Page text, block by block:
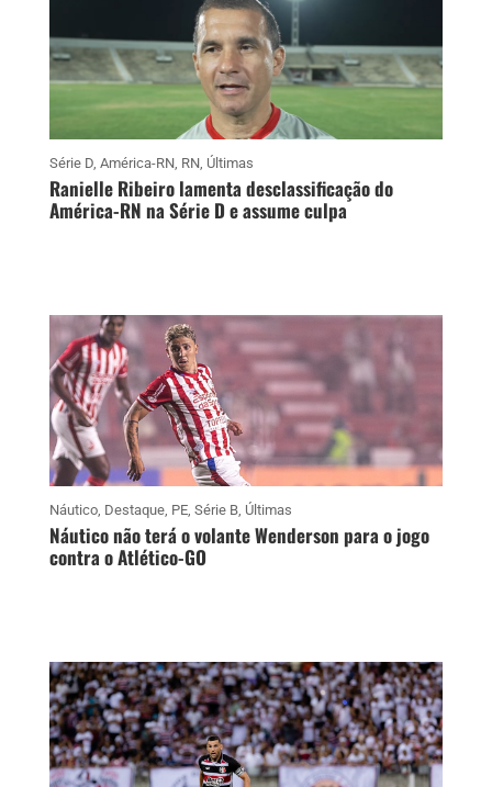
Série D, América-RN, RN, Últimas
Ranielle Ribeiro lamenta desclassificação do
América-RN na Série D e assume culpa
Náutico, Destaque, PE, Série B, Últimas
Náutico não terá o volante Wenderson para o jogo
contra o Atlético-GO